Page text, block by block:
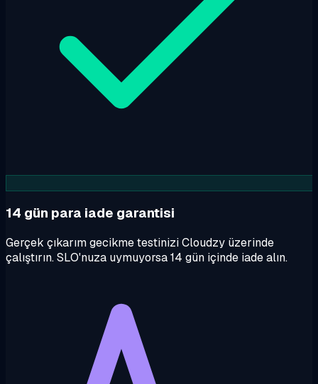
14 gün para iade garantisi
Gerçek çıkarım gecikme testinizi Cloudzy üzerinde
çalıştırın. SLO'nuza uymuyorsa 14 gün içinde iade alın.